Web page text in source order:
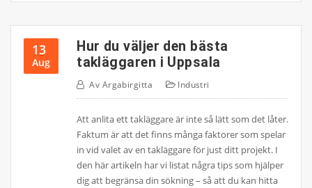
13
Aug
Hur du väljer den bästa
takläggaren i Uppsala
Av Argabirgitta Industri
Att anlita ett takläggare är inte så lätt som det låter.
Faktum är att det finns många faktorer som spelar
in vid valet av en takläggare för just ditt projekt. I
den här artikeln har vi listat några tips som hjälper
dig att begränsa din sökning – så att du kan hitta